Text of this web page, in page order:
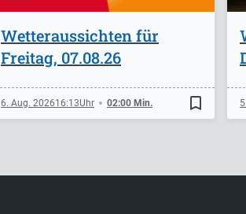
Wetteraussichten für
Freitag, 07.08.26
6. Aug. 202616:13 02:00 Min. bookmark_border